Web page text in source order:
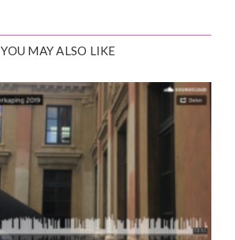
YOU MAY ALSO LIKE